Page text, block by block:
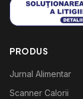
PRODUS
Jurnal Alimentar
Scanner Calorii